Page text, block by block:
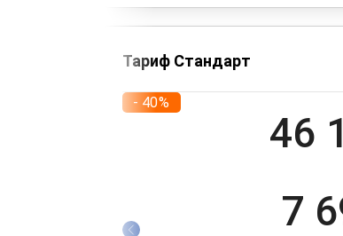
Тариф Стандарт
- 40%
46
7